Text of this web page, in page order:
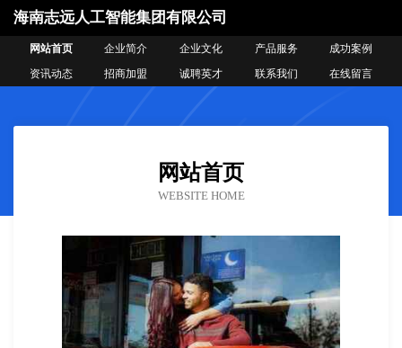
海南志远人工智能集团有限公司
网站首页 企业简介 企业文化 产品服务
成功案例
资讯动态
招商加盟 诚聘英才 联系我们 在线留言
网站首页
WEBSITE HOME